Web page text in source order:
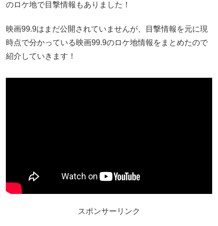
のロケ地で目撃情報もありました！
映画99.9はまだ公開されていませんが、目撃情報を元に現
時点で分かっている映画99.9のロケ地情報をまとめたので
紹介していきます！
スポンサーリンク